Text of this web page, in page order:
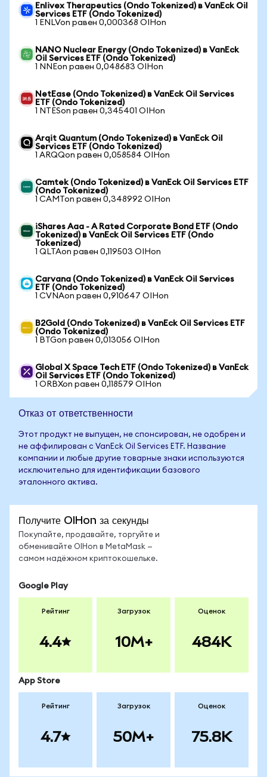
Enlivex Therapeutics (Ondo Tokenized) в VanEck Oil
Services ETF (Ondo Tokenized)
1 ENLVon равен 0,000368 OIHon
NANO Nuclear Energy (Ondo Tokenized) в VanEck
Oil Services ETF (Ondo Tokenized)
1 NNEon равен 0,048683 OIHon
NetEase (Ondo Tokenized) в VanEck Oil Services
ETF (Ondo Tokenized)
1 NTESon равен 0,345401 OIHon
Arqit Quantum (Ondo Tokenized) в VanEck Oil
Services ETF (Ondo Tokenized)
1 ARQQon равен 0,058584 OIHon
Camtek (Ondo Tokenized) в VanEck Oil Services ETF
(Ondo Tokenized)
1 CAMTon равен 0,348992 OIHon
iShares Aaa - A Rated Corporate Bond ETF (Ondo
Tokenized) в VanEck Oil Services ETF (Ondo
Tokenized)
1 QLTAon равен 0,119503 OIHon
Carvana (Ondo Tokenized) в VanEck Oil Services
ETF (Ondo Tokenized)
1 CVNAon равен 0,910647 OIHon
B2Gold (Ondo Tokenized) в VanEck Oil Services ETF
(Ondo Tokenized)
1 BTGon равен 0,013056 OIHon
Global X Space Tech ETF (Ondo Tokenized) в VanEck
Oil Services ETF (Ondo Tokenized)
1 ORBXon равен 0,118579 OIHon
Отказ от ответственности
Этот продукт не выпущен, не спонсирован, не одобрен и
не аффилирован с VanEck Oil Services ETF. Название
компании и любые другие товарные знаки используются
исключительно для идентификации базового
эталонного актива.
Получите OIHon за секунды
Покупайте, продавайте, торгуйте и
обменивайте OIHon в MetaMask —
самом надёжном криптокошельке.
Google Play
Рейтинг
4.4
Загрузок
10M+
Оценок
484K
App Store
Рейтинг
4.7
Загрузок
50M+
Оценок
75.8K